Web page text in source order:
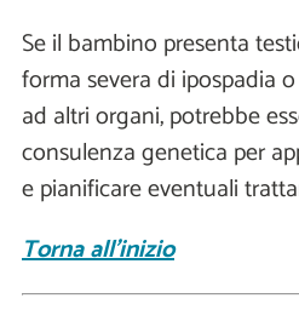
Se il bambino presenta
forma severa di ipospadia
ad altri organi, potrebbe
consulenza genetica per
e pianificare eventuali
Torna all'inizio